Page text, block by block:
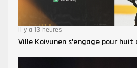
Il y a 13 heures
Ville Koivunen s’engage pour